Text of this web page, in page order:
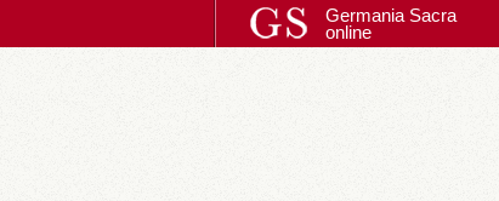
Germania Sacra
online